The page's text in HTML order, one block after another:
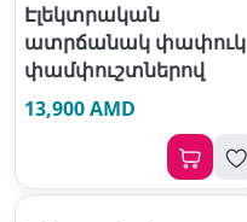
Էլեկտրական
ատրճանակ փափուկ
փամփուշտներով
13,900 AMD